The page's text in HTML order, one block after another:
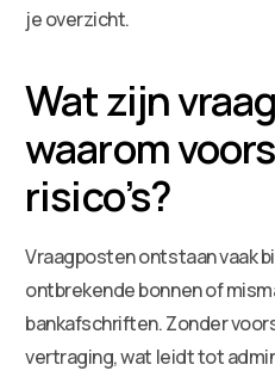
je overzicht.
Wat zijn
waarom
risico’s?
Vraagposten ontstaan vaak
ontbrekende bonnen of
bankafschriften. Zonder
vertraging, wat leidt tot